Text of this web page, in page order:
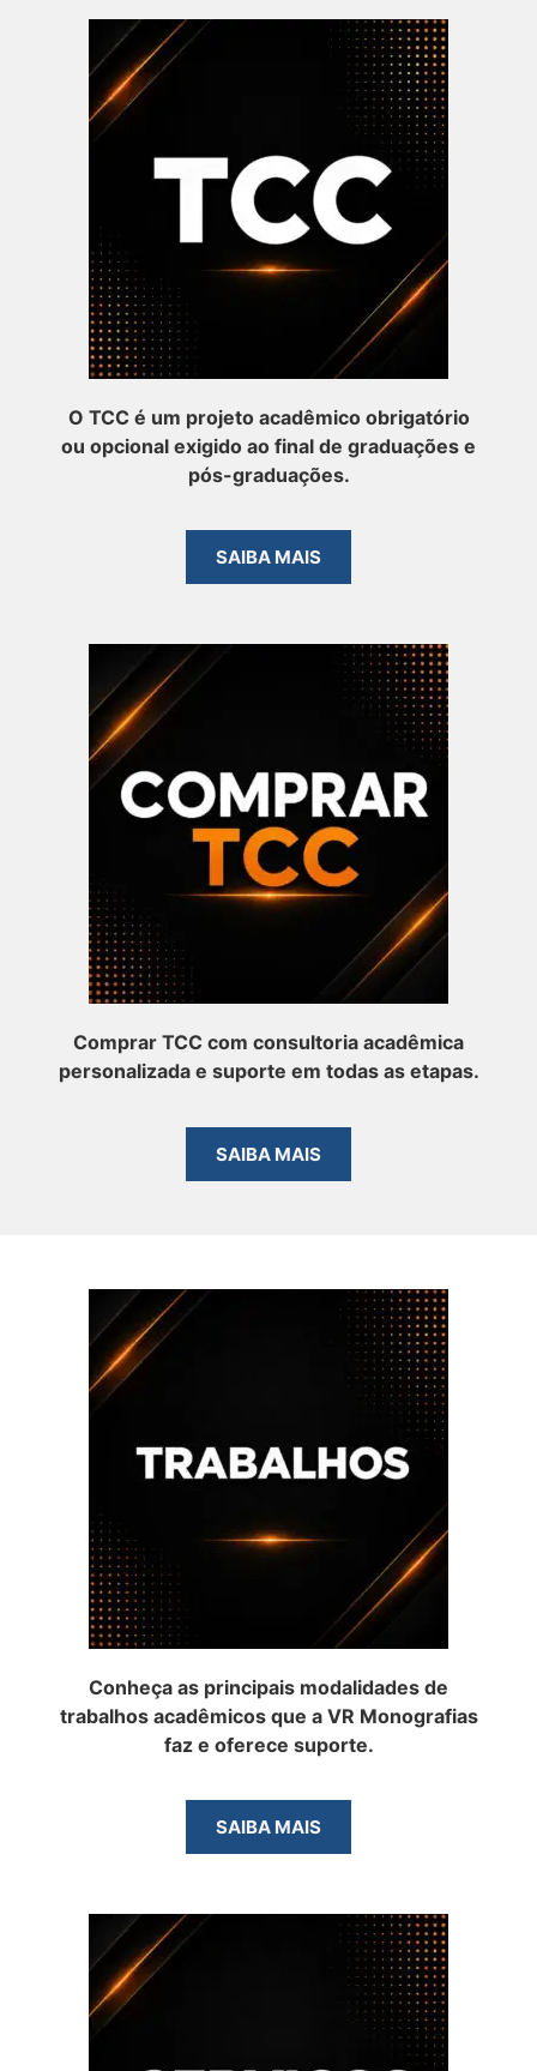
O TCC é um projeto acadêmico obrigatório
ou opcional exigido ao final de graduações e
pós-graduações.
SAIBA MAIS
Comprar TCC com consultoria acadêmica
personalizada e suporte em todas as etapas.
SAIBA MAIS
Conheça as principais modalidades de
trabalhos acadêmicos que a VR Monografias
faz e oferece suporte.
SAIBA MAIS